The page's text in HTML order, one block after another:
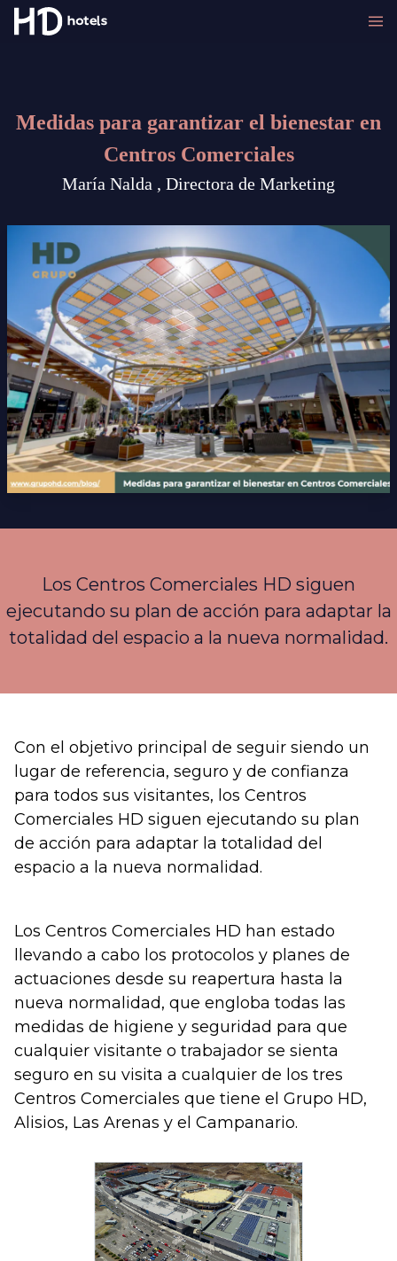
Medidas para garantizar el bienestar en
Centros Comerciales
María Nalda , Directora de Marketing
Los Centros Comerciales HD siguen
ejecutando su plan de acción para adaptar la
totalidad del espacio a la nueva normalidad.
Con el objetivo principal de seguir siendo un
lugar de referencia, seguro y de confianza
para todos sus visitantes, los Centros
Comerciales HD siguen ejecutando su plan
de acción para adaptar la totalidad del
espacio a la nueva normalidad.
Los Centros Comerciales HD han estado
llevando a cabo los protocolos y planes de
actuaciones desde su reapertura hasta la
nueva normalidad, que engloba todas las
medidas de higiene y seguridad para que
cualquier visitante o trabajador se sienta
seguro en su visita a cualquier de los tres
Centros Comerciales que tiene el Grupo HD,
Alisios, Las Arenas y el Campanario.